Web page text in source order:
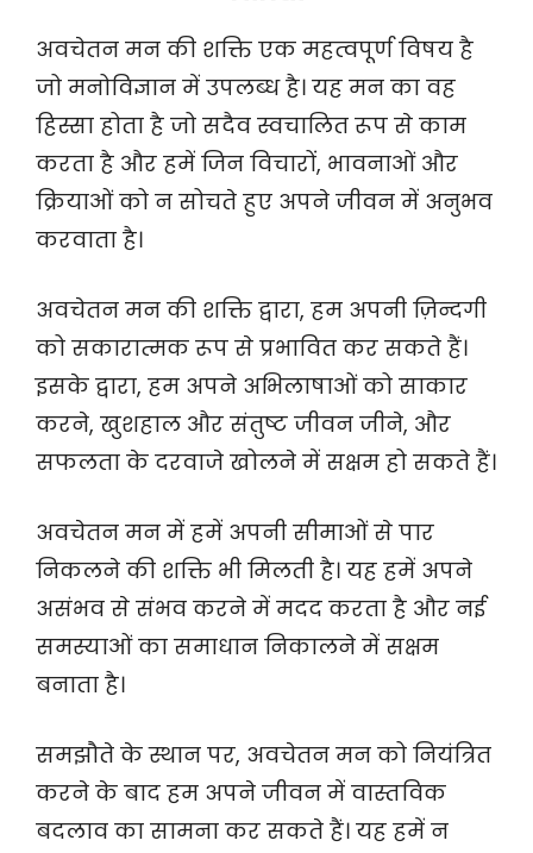
अवचेतन मन की शक्ति एक महत्वपूर्ण विषय है
जो मनोविज्ञान में उपलब्ध है। यह मन का वह
हिस्सा होता है जो सदैव स्वचालित रूप से काम
करता है और हमें जिन विचारों, भावनाओं और
क्रियाओं को न सोचते हुए अपने जीवन में अनुभव
करवाता है।
अवचेतन मन की शक्ति द्वारा, हम अपनी ज़िन्दगी
को सकारात्मक रूप से प्रभावित कर सकते हैं।
इसके द्वारा, हम अपने अभिलाषाओं को साकार
करने, खुशहाल और संतुष्ट जीवन जीने, और
सफलता के दरवाजे खोलने में सक्षम हो सकते हैं।
अवचेतन मन में हमें अपनी सीमाओं से पार
निकलने की शक्ति भी मिलती है। यह हमें अपने
असंभव से संभव करने में मदद करता है और नई
समस्याओं का समाधान निकालने में सक्षम
बनाता है।
समझौते के स्थान पर, अवचेतन मन को नियंत्रित
करने के बाद हम अपने जीवन में वास्तविक
बदलाव का सामना कर सकते हैं। यह हमें न